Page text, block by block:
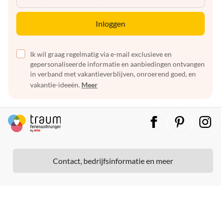
Inloggen
Ik wil graag regelmatig via e-mail exclusieve en
gepersonaliseerde informatie en aanbiedingen ontvangen
in verband met vakantieverblijven, onroerend goed, en
vakantie-ideeën. Meer
Contact, bedrijfsinformatie en meer